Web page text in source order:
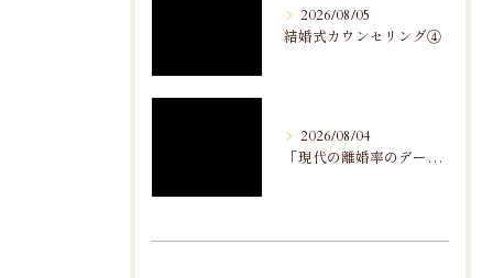
2026/08/05
結婚式カウンセリング④
2026/08/04
「現代の離婚率のデータ分析」から